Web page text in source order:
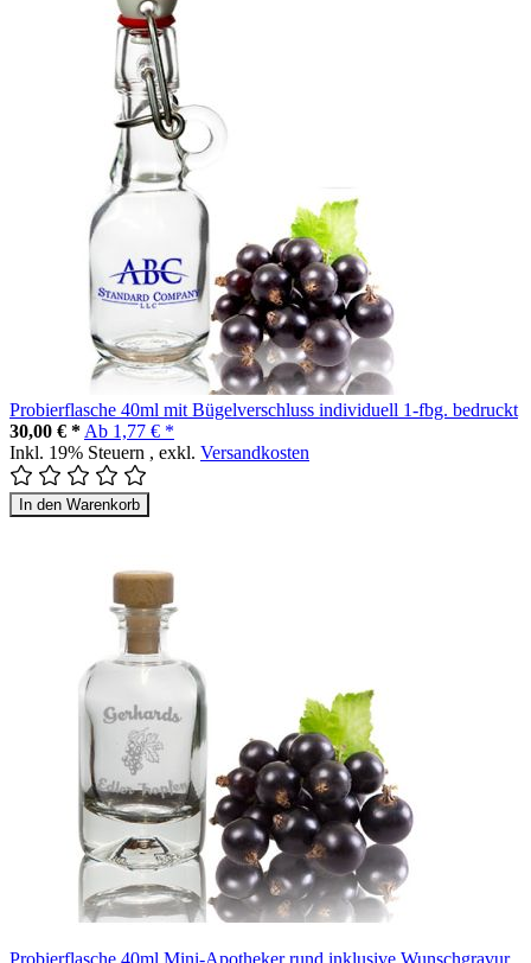
Probierflasche 40ml mit Bügelverschluss individuell 1-fbg. bedruckt
30,00 € * Ab 1,77 € *
Inkl. 19% Steuern , exkl. Versandkosten
In den Warenkorb